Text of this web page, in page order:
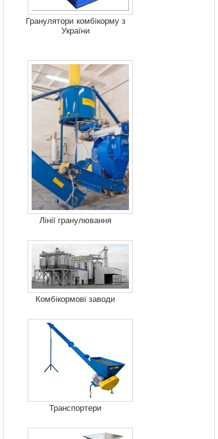
Гранулятори комбікорму з
України
Лінії гранулювання
Комбікормові заводи
Транспортери